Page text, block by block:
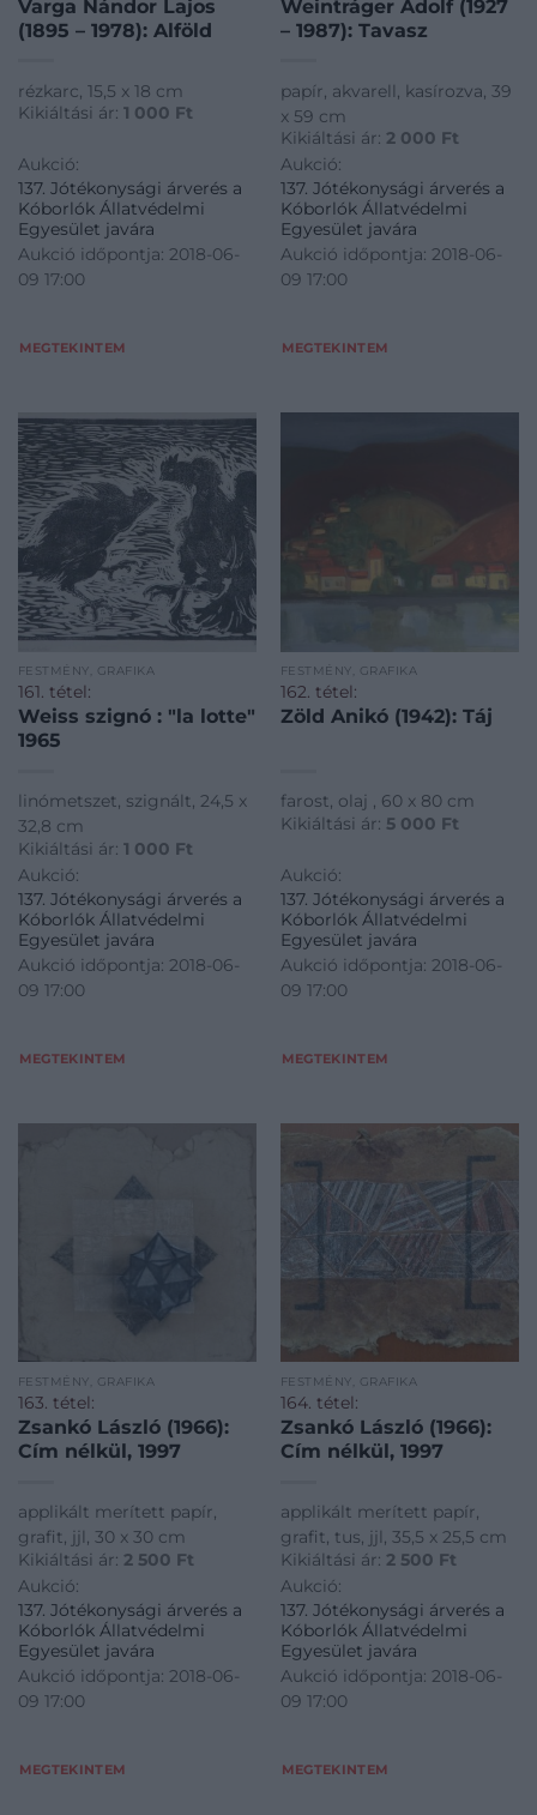
Varga Nándor Lajos
(1895 – 1978): Alföld
rézkarc, 15,5 x 18 cm
Kikiáltási ár: 1 000 Ft
Aukció:
137. Jótékonysági árverés a
Kóborlók Állatvédelmi
Egyesület javára
Aukció időpontja: 2018-06-
09 17:00
MEGTEKINTEM
Weintráger Adolf (1927
– 1987): Tavasz
papír, akvarell, kasírozva, 39
x 59 cm
Kikiáltási ár: 2 000 Ft
Aukció:
137. Jótékonysági árverés a
Kóborlók Állatvédelmi
Egyesület javára
Aukció időpontja: 2018-06-
09 17:00
MEGTEKINTEM
FESTMÉNY, GRAFIKA
161. tétel:
Weiss szignó : "la lotte"
1965
linómetszet, szignált, 24,5 x
32,8 cm
Kikiáltási ár: 1 000 Ft
Aukció:
137. Jótékonysági árverés a
Kóborlók Állatvédelmi
Egyesület javára
Aukció időpontja: 2018-06-
09 17:00
MEGTEKINTEM
FESTMÉNY, GRAFIKA
162. tétel:
Zöld Anikó (1942): Táj
farost, olaj , 60 x 80 cm
Kikiáltási ár: 5 000 Ft
Aukció:
137. Jótékonysági árverés a
Kóborlók Állatvédelmi
Egyesület javára
Aukció időpontja: 2018-06-
09 17:00
MEGTEKINTEM
FESTMÉNY, GRAFIKA
163. tétel:
Zsankó László (1966):
Cím nélkül, 1997
applikált merített papír,
grafit, jjl, 30 x 30 cm
Kikiáltási ár: 2 500 Ft
Aukció:
137. Jótékonysági árverés a
Kóborlók Állatvédelmi
Egyesület javára
Aukció időpontja: 2018-06-
09 17:00
MEGTEKINTEM
FESTMÉNY, GRAFIKA
164. tétel:
Zsankó László (1966):
Cím nélkül, 1997
applikált merített papír,
grafit, tus, jjl, 35,5 x 25,5 cm
Kikiáltási ár: 2 500 Ft
Aukció:
137. Jótékonysági árverés a
Kóborlók Állatvédelmi
Egyesület javára
Aukció időpontja: 2018-06-
09 17:00
MEGTEKINTEM